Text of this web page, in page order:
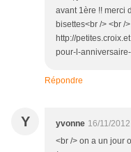
avant 1ère !! merci
bisettes<br /> <br /
http://
pour-l-
Répondre
Y yvonne 16/11/
<br /> on a un jour